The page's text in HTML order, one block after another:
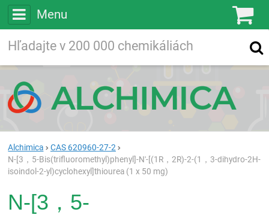
Menu
Vyhľadávanie
Alchimica
CAS 620960-27-2
N-[3，5-Bis(trifluoromethyl)phenyl]-N'-[(1R，2R)-2-(1，3-dihydro-2H-
isoindol-2-yl)cyclohexyl]thiourea (1 x 50 mg)
N-[3，5-